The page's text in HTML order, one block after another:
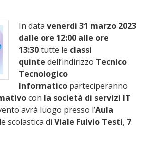
In data venerdì 31 marzo 2023
dalle ore 12:00 alle ore
13:30tutte le classi
quinte dell’indirizzo Tecnico
Tecnologico
Informatico parteciperanno
con la società di servizi IT
avrà luogo presso l’Aula
scolastica di Viale Fulvio Testi, 7.